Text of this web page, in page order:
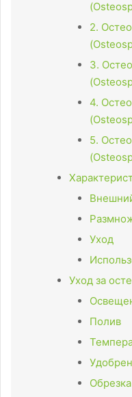
2.
3.
4.
5.
Уход
Уход за
Полив